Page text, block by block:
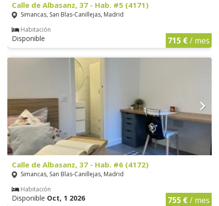
Calle de Albasanz, 37 - Hab. #5 (4171)
Simancas, San Blas-Canillejas, Madrid
Habitación
Disponible 715 €/ mes
Calle de Albasanz, 37 - Hab. #6 (4172)
Simancas, San Blas-Canillejas, Madrid
Habitación
Disponible Oct, 1 2026 755 €/ mes